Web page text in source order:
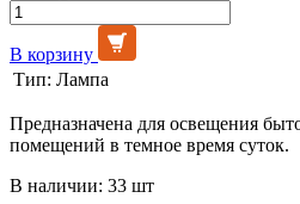
В корзину
Тип: Лампа
Предназначена для освещения
помещений в темное время суток.
В наличии: 33 шт